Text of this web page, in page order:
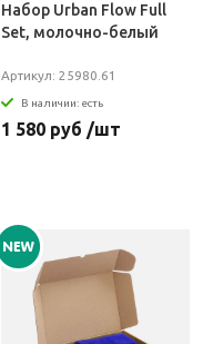
Набор Urban Flow Full
Set, молочно-белый
Артикул: 25980.61
В наличии: есть
1 580 руб /шт